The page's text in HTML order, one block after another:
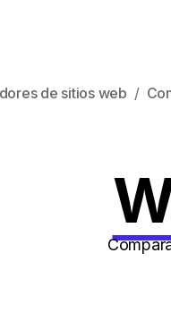
de sitios web